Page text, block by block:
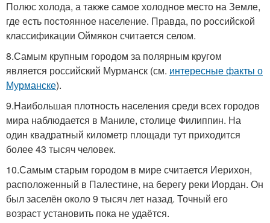
Полюс холода, а также самое холодное место на Земле,
где есть постоянное население. Правда, по российской
классификации Оймякон считается селом.
8.Самым крупным городом за полярным кругом
является российский Мурманск (см. интересные факты о
Мурманске).
9.Наибольшая плотность населения среди всех городов
мира наблюдается в Маниле, столице Филиппин. На
один квадратный километр площади тут приходится
более 43 тысяч человек.
10.Самым старым городом в мире считается Иерихон,
расположенный в Палестине, на берегу реки Иордан. Он
был заселён около 9 тысяч лет назад. Точный его
возраст установить пока не удаётся.